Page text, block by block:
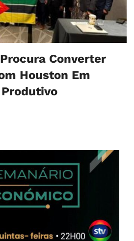
Converter
Houston Em